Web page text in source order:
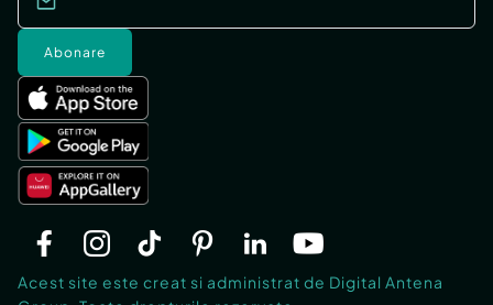
Abonare
Acest site este creat si administrat de Digital Antena